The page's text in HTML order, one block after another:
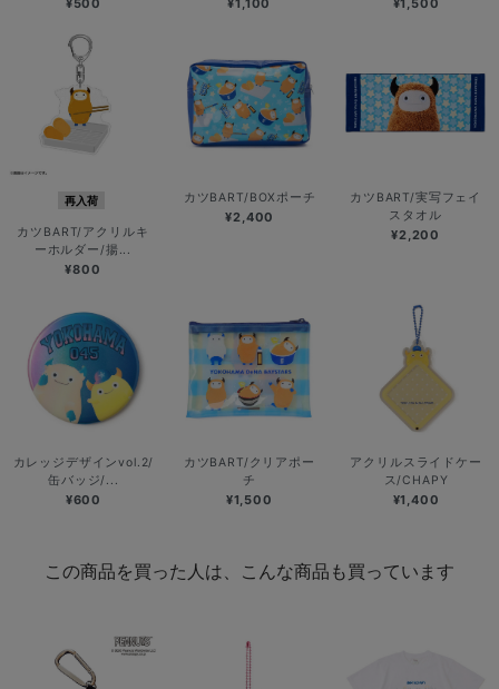
再入荷
カツBART/アクリルキ
ーホルダー/揚...
¥800
カツBART/BOXポーチ
¥2,400
カツBART/実写フェイ
スタオル
¥2,200
カレッジデザインvol.2/
缶バッジ/...
¥600
カツBART/クリアポー
チ
¥1,500
アクリルスライドケー
ス/CHAPY
¥1,400
この商品を買った人は、こんな商品も買っています